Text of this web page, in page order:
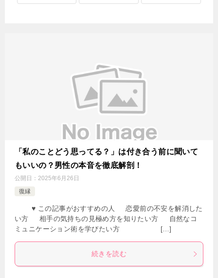
「私のことどう思ってる？」は付き合う前に聞いて
もいいの？男性の本音を徹底解剖！
公開日： 2025年6月26日
復縁
♥ この記事がおすすめの人 恋愛前の不安を解消した
い方 相手の気持ちの見極め方を知りたい方 自然なコ
ミュニケーション術を学びたい方 […]
続きを読む